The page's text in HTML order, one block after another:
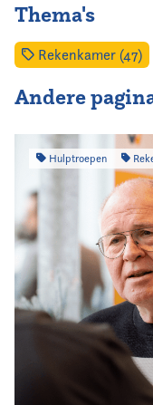
Thema's
Rekenkamer (47)
Andere
Hulptroepen